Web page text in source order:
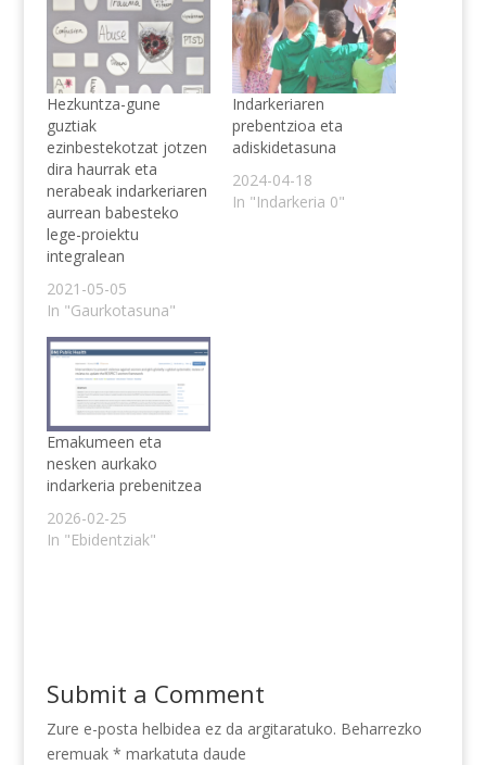
Hezkuntza-gune
guztiak
ezinbestekotzat jotzen
dira haurrak eta
nerabeak indarkeriaren
aurrean babesteko
lege-proiektu
integralean
2021-05-05
In "Gaurkotasuna"
Indarkeriaren
prebentzioa eta
adiskidetasuna
2024-04-18
In "Indarkeria 0"
Emakumeen eta
nesken aurkako
indarkeria prebenitzea
2026-02-25
In "Ebidentziak"
Submit a Comment
Zure e-posta helbidea ez da argitaratuko. Beharrezko
eremuak * markatuta daude